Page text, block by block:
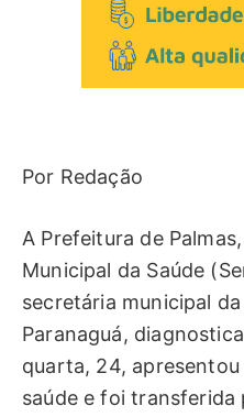
Por Redação
A Prefeitura de
Municipal da Saúde
secretária municipal da
Paranaguá,
quarta, 24,
saúde e foi transferida